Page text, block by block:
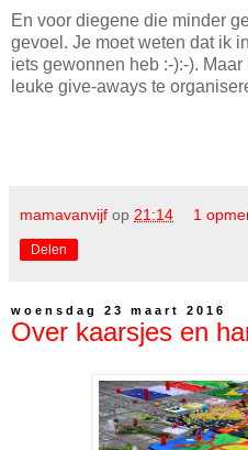
En voor diegene die minder
gevoel. Je moet weten dat ik
iets gewonnen heb :-):-).
leuke give-aways te
mamavanvijf op 21:14 1
Delen
woensdag 23 maart 2016
Over kaarsjes en